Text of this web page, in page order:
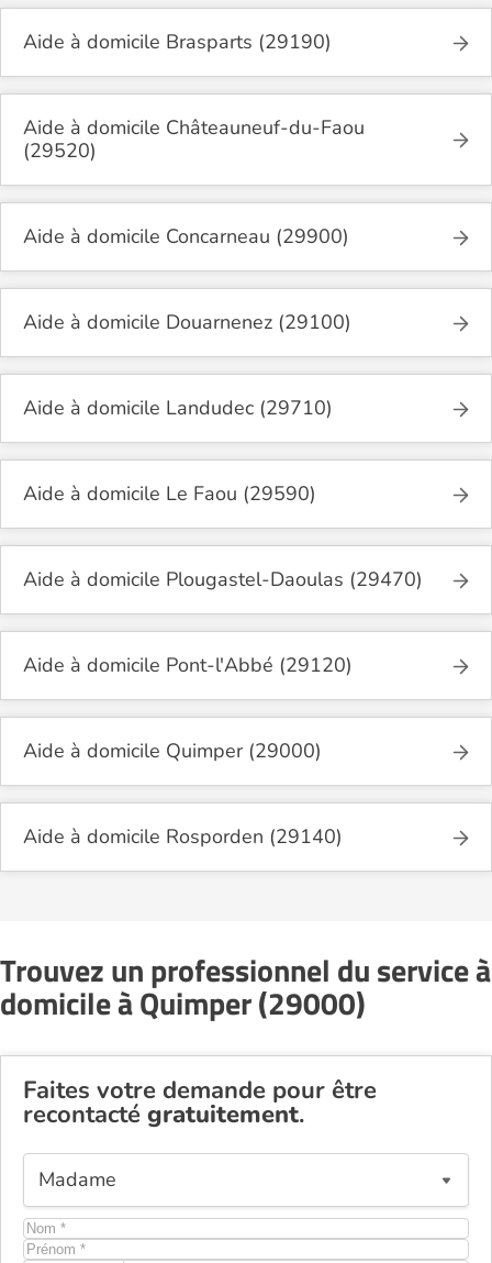
Aide à domicile Brasparts (29190)
Aide à domicile Châteauneuf-du-Faou
(29520)
Aide à domicile Concarneau (29900)
Aide à domicile Douarnenez (29100)
Aide à domicile Landudec (29710)
Aide à domicile Le Faou (29590)
Aide à domicile Plougastel-Daoulas (29470)
Aide à domicile Pont-l'Abbé (29120)
Aide à domicile Quimper (29000)
Aide à domicile Rosporden (29140)
Trouvez un professionnel du service à
domicile à Quimper (29000)
Faites votre demande pour être
recontacté gratuitement.